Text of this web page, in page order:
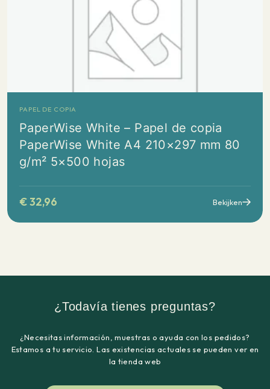
PAPEL DE COPIA
PaperWise White – Papel de copia
PaperWise White A4 210×297 mm 80
g/m² 5×500 hojas
€32,96 Bekijken
¿Todavía tienes preguntas?
¿Necesitas información, muestras o ayuda con los pedidos?
Estamos a tu servicio. Las existencias actuales se pueden ver en
la tienda web